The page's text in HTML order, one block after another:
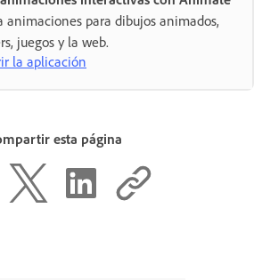
animaciones para dibujos animados,
juegos y la web.
la aplicación
esta página